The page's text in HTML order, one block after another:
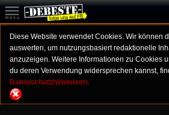
Diese Website verwendet Cookies. Wir können
auswerten, um nutzungsbasiert redaktionelle
anzuzeigen. Weitere Informationen zu Cookies
du deren Verwendung widersprechen kannst,
Datenschutzhinweisen.